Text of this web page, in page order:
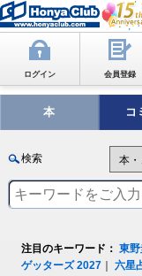
ログイン 会員登録
本 コ
検索
注目のキーワード： 東
ゲッターズ 2027 ｜六星